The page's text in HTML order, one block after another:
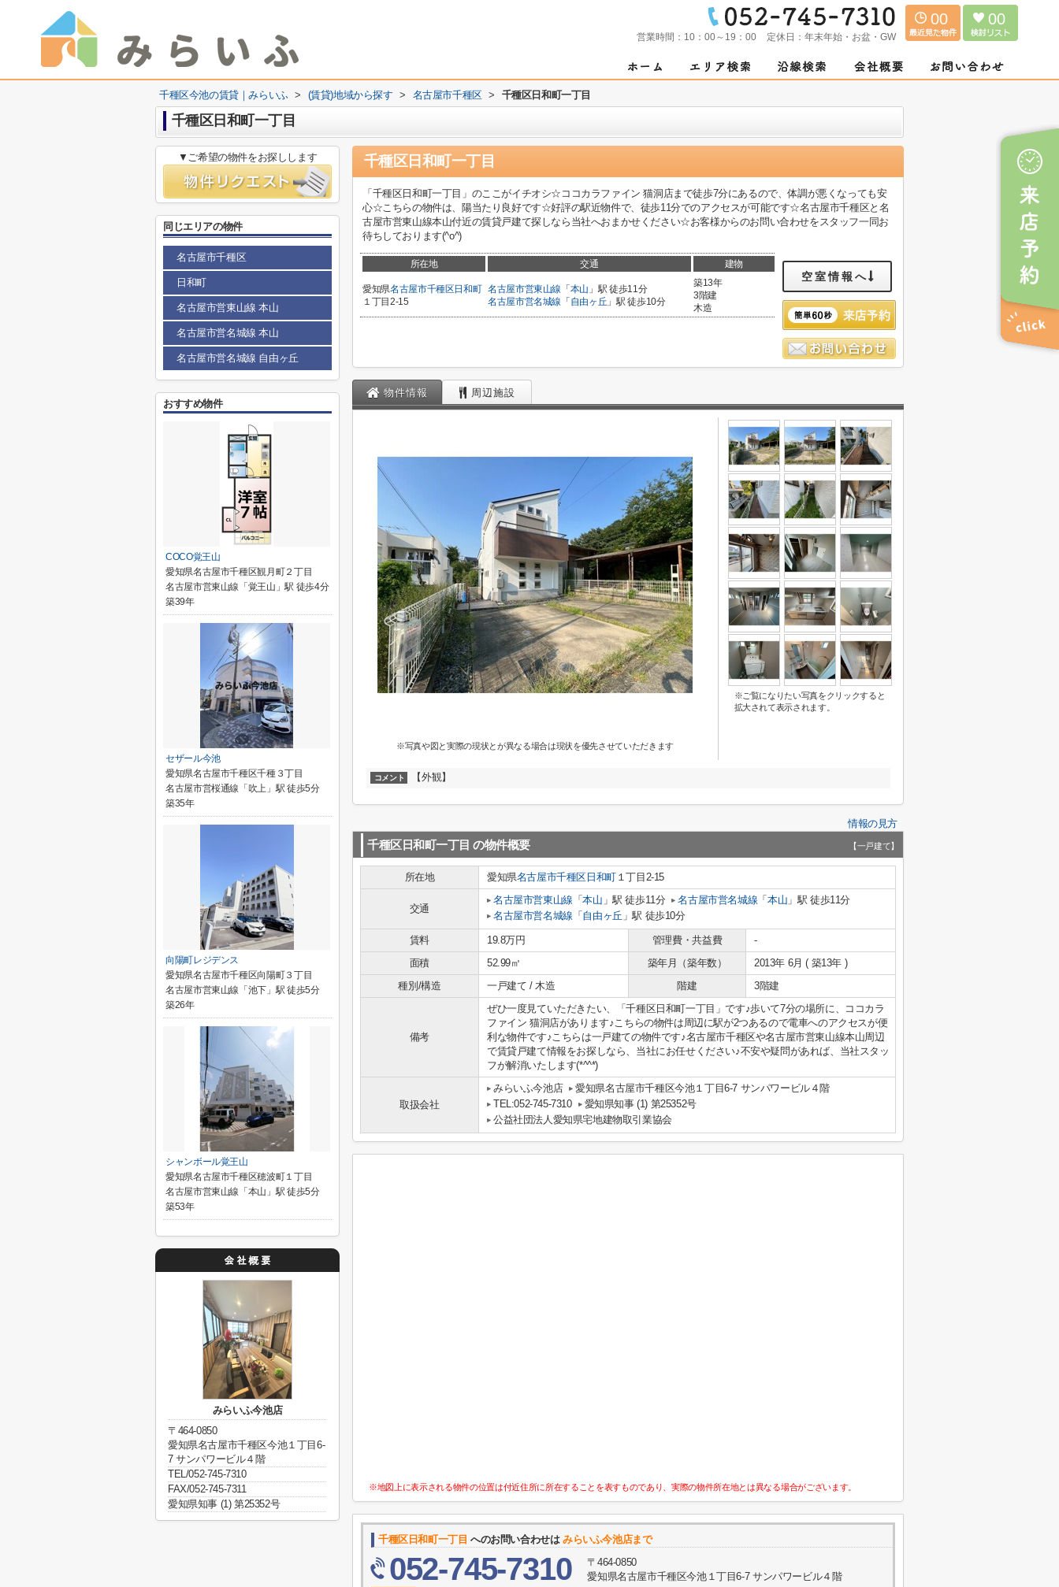
営業時間： 10：00～19：00 定休日： 年末年始・お盆・GW
00 00
千種区今池の賃貸｜みらいふ > (賃貸)地域から探す > 名古屋市千種区 > 千種区日和町一丁目
千種区日和町一丁目
千種区日和町一丁目
「千種区日和町一丁目」のここがイチオシ☆ココカラファイン 猫洞店まで徒歩7分にあるので、体調が悪くなっても安
心☆こちらの物件は、陽当たり良好です☆好評の駅近物件で、徒歩11分でのアクセスが可能です☆名古屋市千種区と名
古屋市営東山線本山付近の賃貸戸建て探しなら当社へおまかせください☆お客様からのお問い合わせをスタッフ一同お
待ちしております(^o^)
所在地 交通 建物
愛知県名古屋市千種区日和町
１丁目2-15
名古屋市営東山線 「 本山 」駅 徒歩11分
名古屋市営名城線 「 自由ヶ丘 」駅 徒歩10分
築13年
3階建
木造
空室情報へ
物件情報 周辺施設
※写真や図と実際の現状とが異なる場合は現状を優先させていただきます
※ご覧になりたい写真をクリックすると
拡大されて表示されます。
コメント 【外観】
情報の見方
千種区日和町一丁目 の物件概要 【一戸建て】
所在地 愛知県名古屋市千種区 日和町１丁目2-15
交通
名古屋市営東山線 「本山 」駅 徒歩11分 名古屋市営名城線 「 本山 」駅 徒歩11分
名古屋市営名城線 「 自由ヶ丘 」駅 徒歩10分
賃料 19.8万円 管理費・共益費
-
面積
52.99㎡ 築年月（築年数）
2013年 6月 ( 築13年 )
種別/構造
一戸建て / 木造 階建 3階建
備考
ぜひ一度見ていただきたい、「千種区日和町一丁目」です♪歩いて7分の場所に、ココカラ
ファイン 猫洞店があります♪こちらの物件は周辺に駅が2つあるので電車へのアクセスが便
利な物件です♪こちらは一戸建ての物件です♪名古屋市千種区や名古屋市営東山線本山周辺
で賃貸戸建て情報をお探しなら、当社にお任せください♪不安や疑問があれば、当社スタッ
フが解消いたします(*^^*)
取扱会社
みらいふ今池店
愛知県名古屋市千種区今池１丁目6-7 サンパワービル４階
TEL:052-745-7310
愛知県知事 (1) 第25352号
公益社団法人愛知県宅地建物取引業協会
※地図上に表示される物件の位置は付近住所に所在することを表すものであり、実際の物件所在地とは異なる場合がございます。
千種区日和町一丁目 へのお問い合わせはみらいふ今池店まで
052-745-7310
〒464-0850
愛知県名古屋市千種区今池１丁目6-7 サンパワービル４階
▼ご希望の物件をお探しします
同じエリアの物件
名古屋市千種区
日和町
名古屋市営東山線 本山
名古屋市営名城線 本山
名古屋市営名城線 自由ヶ丘
おすすめ物件
COCO覚王山
愛知県名古屋市千種区観月町２丁目
名古屋市営東山線「覚王山」駅 徒歩4分
築39年
セザール今池
愛知県名古屋市千種区千種３丁目
名古屋市営桜通線「吹上」駅 徒歩5分
築35年
向陽町レジデンス
愛知県名古屋市千種区向陽町３丁目
名古屋市営東山線「池下」駅 徒歩5分
築26年
シャンボール覚王山
愛知県名古屋市千種区穂波町１丁目
名古屋市営東山線「本山」駅 徒歩5分
築53年
みらいふ今池店
〒464-0850
愛知県名古屋市千種区今池１丁目6-
7 サンパワービル４階
TEL/052-745-7310
FAX/052-745-7311
愛知県知事 (1) 第25352号